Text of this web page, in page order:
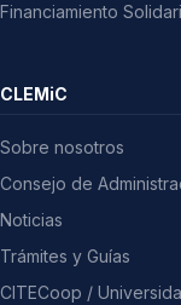
Financiamiento
CLEMiC
Sobre nosotros
Consejo de
Noticias
Trámites y Guías
CITECoop /